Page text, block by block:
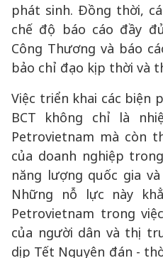
phát sinh. Đồng thời,
chế độ báo cáo đầy
Công Thương và báo
bảo chỉ đạo kịp thời và
Việc triển khai các biện
BCT không chỉ là
Petrovietnam mà còn
của doanh nghiệp
năng lượng quốc gia
Những nỗ lực này
Petrovietnam trong
của người dân và thị
dịp Tết Nguyên đán -